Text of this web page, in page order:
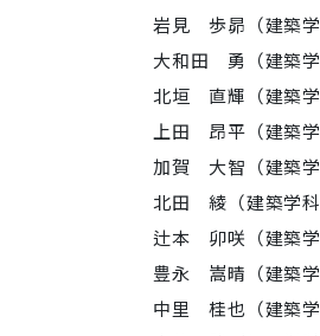
岩見 歩昴 （建築
大和田 勇 （建築
北垣 直輝 （建築
上田 昂平（建築
加賀 大智 （建築
北田 綾（建築学
辻本 卯咲（建築
豊永 嵩晴（建築
中里 桂也（建築